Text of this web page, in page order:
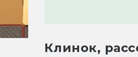
Клинок,